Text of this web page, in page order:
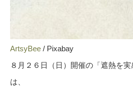
ArtsyBee / Pixabay
８月２６日（日）開催の「遮熱を
は、